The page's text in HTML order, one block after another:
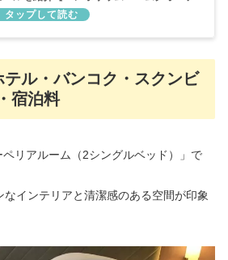
エ】
テル・バンコク・スクンビ
宿泊料
リアルーム（2シングルベッド）」で
インテリアと清潔感のある空間が印象